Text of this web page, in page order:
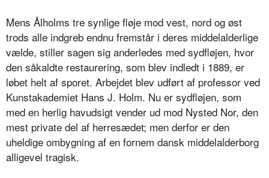
Mens Ålholms tre synlige fløje mod vest, nord og øst
trods alle indgreb endnu fremstår i deres middelalderlige
vælde, stiller sagen sig anderledes med sydfløjen, hvor
den såkaldte restaurering, som blev indledt i 1889, er
løbet helt af sporet. Arbejdet blev udført af professor ved
Kunstakademiet Hans J. Holm. Nu er sydfløjen, som
med en herlig havudsigt vender ud mod Nysted Nor, den
mest private del af herresædet; men derfor er den
uheldige ombygning af en fornem dansk middelalderborg
alligevel tragisk.